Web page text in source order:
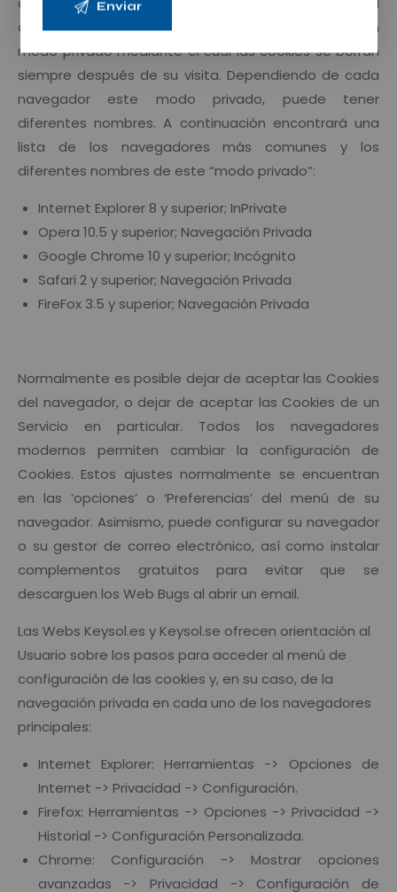
disponibles. Muchos navegadores permiten activar un
modo privado mediante el cual las cookies se borran
siempre después de su visita. Dependiendo de cada
navegador este modo privado, puede tener
diferentes nombres. A continuación encontrará una
lista de los navegadores más comunes y los
diferentes nombres de este “modo privado”:
Internet Explorer 8 y superior; InPrivate
Opera 10.5 y superior; Navegación Privada
Google Chrome 10 y superior; Incógnito
Safari 2 y superior; Navegación Privada
FireFox 3.5 y superior; Navegación Privada
Normalmente es posible dejar de aceptar las Cookies
del navegador, o dejar de aceptar las Cookies de un
Servicio en particular. Todos los navegadores
modernos permiten cambiar la configuración de
Cookies. Estos ajustes normalmente se encuentran
en las ‘opciones’ o ‘Preferencias’ del menú de su
navegador. Asimismo, puede configurar su navegador
o su gestor de correo electrónico, así como instalar
complementos gratuitos para evitar que se
descarguen los Web Bugs al abrir un email.
Las Webs Keysol.es y Keysol.se ofrecen orientación al
Usuario sobre los pasos para acceder al menú de
configuración de las cookies y, en su caso, de la
navegación privada en cada uno de los navegadores
principales:
Internet Explorer: Herramientas -> Opciones de
Internet -> Privacidad -> Configuración.
Firefox: Herramientas -> Opciones -> Privacidad ->
Historial -> Configuración Personalizada.
Chrome: Configuración -> Mostrar opciones
avanzadas -> Privacidad -> Configuración de